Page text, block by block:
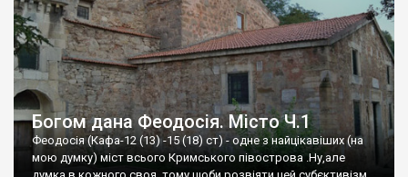
Богом дана Феодосія. Місто Ч.1
Феодосія (Кафа-12 (13) -15 (18) ст) - одне з найцікавіших (на
мою думку) міст всього Кримського півострова .Ну,але